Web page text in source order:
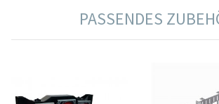
PASSENDES